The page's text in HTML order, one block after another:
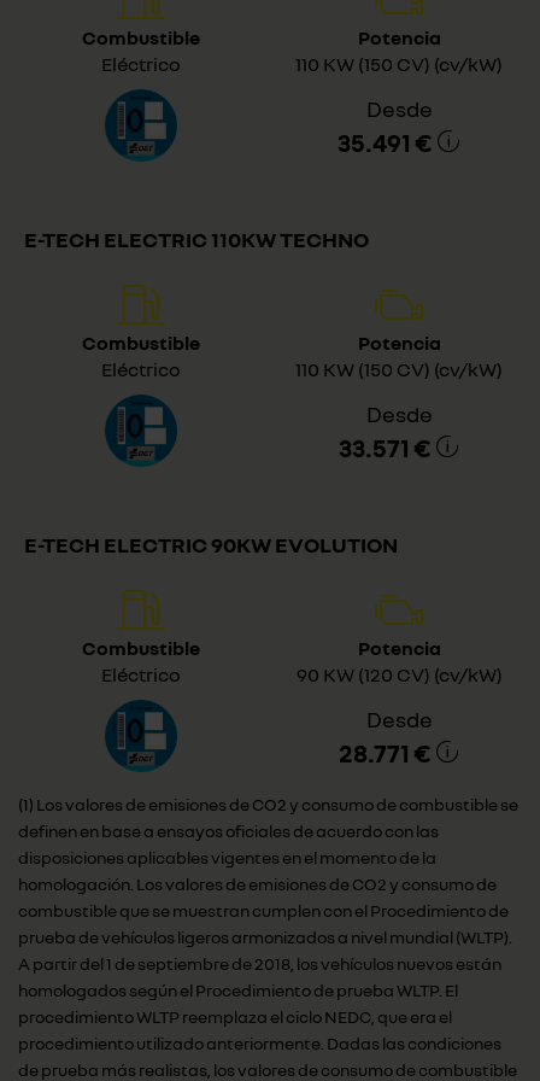
Combustible
Eléctrico
Potencia
110 KW (150 CV) (cv/kW)
Desde
35.491 €
E-TECH ELECTRIC 110KW TECHNO
Combustible
Eléctrico
Potencia
110 KW (150 CV) (cv/kW)
Desde
33.571 €
E-TECH ELECTRIC 90KW EVOLUTION
Combustible
Eléctrico
Potencia
90 KW (120 CV) (cv/kW)
Desde
28.771 €
(1) Los valores de emisiones de CO2 y consumo de combustible se
definen en base a ensayos oficiales de acuerdo con las
disposiciones aplicables vigentes en el momento de la
homologación. Los valores de emisiones de CO2 y consumo de
combustible que se muestran cumplen con el Procedimiento de
prueba de vehículos ligeros armonizados a nivel mundial (WLTP).
A partir del 1 de septiembre de 2018, los vehículos nuevos están
homologados según el Procedimiento de prueba WLTP. El
procedimiento WLTP reemplaza el ciclo NEDC, que era el
procedimiento utilizado anteriormente. Dadas las condiciones
de prueba más realistas, los valores de consumo de combustible